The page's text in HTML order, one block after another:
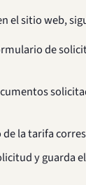
el sitio web,
de
de la tarifa
y guarda